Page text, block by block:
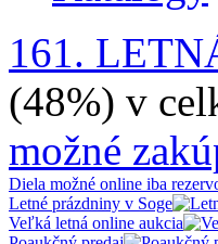
161.
(48%) v
možné
Diela možné online iba
Letné prázdniny v Soge
Veľká letná online aukcia